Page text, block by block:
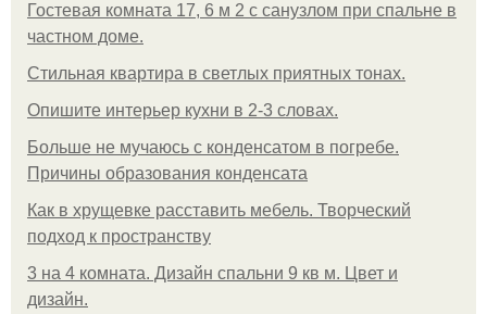
Гостевая комната 17, 6 м 2 с санузлом при спальне в
частном доме.
Стильная квартира в светлых приятных тонах.
Опишите интерьер кухни в 2-3 словах.
Больше не мучаюсь с конденсатом в погребе.
Причины образования конденсата
Как в хрущевке расставить мебель. Творческий
подход к пространству
3 на 4 комната. Дизайн спальни 9 кв м. Цвет и
дизайн.